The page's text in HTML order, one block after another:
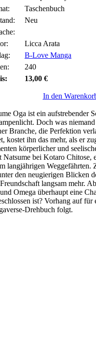
Taschenbuch
Neu
Licca Arata
B-Love Manga
240
13,00 €
In den
Oga ist ein aufstrebender
Doch was
Branche, die Perfektion
kostet ihn das mehr, als er
körperlicher und
Natsume bei Kotaro Chitose,
langjährigen Weggefährten.
den neugierigen Blicken
langsam mehr.
Omega überhaupt eine
ist? Vorhang auf
Drehbuch folgt.